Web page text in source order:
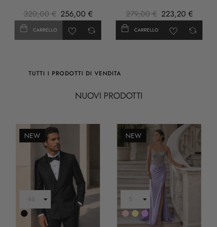
320,00 € 256,00 €
CARRELLO
279,00 € 223,20 €
CARRELLO
TUTTI I PRODOTTI DI VENDITA
NUOVI PRODOTTI
NEW
Nero
NEW
RosaOroLILLA